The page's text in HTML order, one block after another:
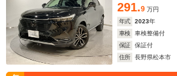
291.9 万円
年式
2023年
車検
車検整備付
保証
保証付
住所
長野県松本市